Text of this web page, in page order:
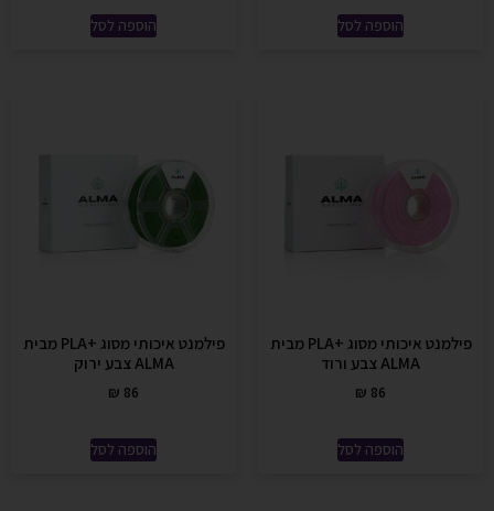
הוספה לסל הוספה לסל
פילמנט איכותי מסוג +PLA מבית
ALMA צבע ורוד
₪ 86
הוספה לסל
פילמנט איכותי מסוג +PLA מבית
ALMA צבע ירוק
₪ 86
הוספה לסל